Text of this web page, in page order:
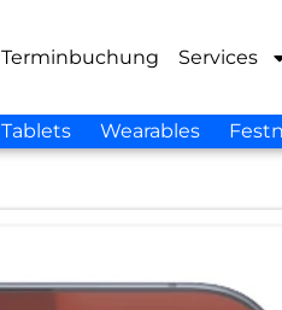
Terminbuchung Services
Tablets Wearables